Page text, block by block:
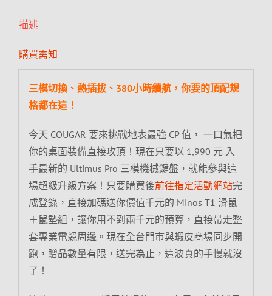
描述
購買需知
三模切換、熱插拔、380小時續航，你要的頂配規
格都在這！
今天 COUGAR 要來挑戰地表最強 CP 值， 一口氣把
你的桌面裝備直接攻頂！現在只要以 1,990 元 入
手最新的 Ultimus Pro 三模機械鍵盤，就能參與這
場超級升級方案！只要購買後前往指定活動網站完
成登錄，直接加碼送你價值千元的 Minos T1 滑鼠
＋鼠墊組，讓你用不到兩千元的預算，直接帶走整
套專業電競周邊。現在全台門市與蝦皮商場同步開
跑，贈品數量有限，送完為止，這波真的手慢就沒
了！